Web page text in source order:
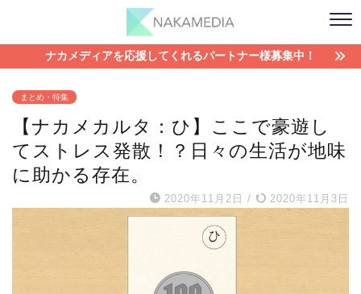
ナカメディアを応援してくれるパートナー様募集中！
まとめ・特集
【ナカメカルタ：ひ】ここで豪遊し
てストレス発散！？日々の生活が地味
に助かる存在。
2020年11月2日 / 2020年11月3日